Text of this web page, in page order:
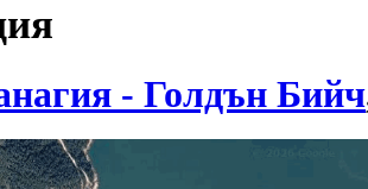
- Голдън Бийч